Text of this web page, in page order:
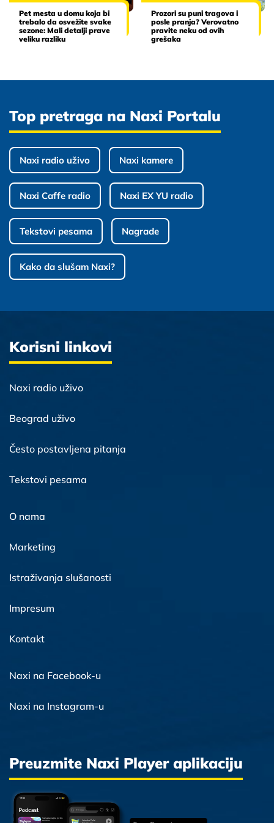
Pet mesta u domu koja bi
trebalo da osvežite svake
sezone: Mali detalji prave
veliku razliku
Prozori su puni tragova i
posle pranja? Verovatno
pravite neku od ovih
grešaka
Top pretraga na Naxi Portalu
Naxi radio uživo Naxi kamere
Naxi Caffe radio Naxi EX YU radio
Tekstovi pesama Nagrade
Kako da slušam Naxi?
Korisni linkovi
Naxi radio uživo
Beograd uživo
Često postavljena pitanja
Tekstovi pesama
O nama
Marketing
Istraživanja slušanosti
Impresum
Kontakt
Naxi na Facebook-u
Naxi na Instagram-u
Preuzmite Naxi Player aplikaciju